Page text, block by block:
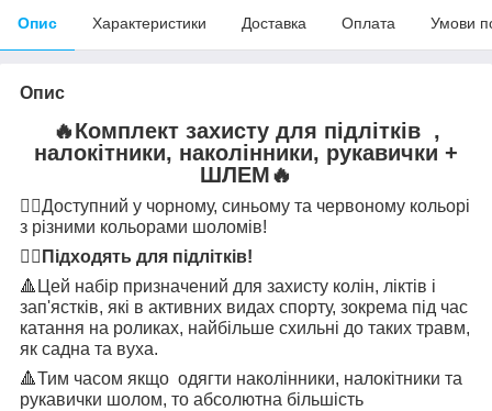
Опис Характеристики Доставка Оплата Умови
Опис
🔥Комплект захисту для підлітків ,
налокітники, наколінники, рукавички +
ШЛЕМ🔥
👉🏻Доступний у чорному, синьому та червоному кольорі
з різними кольорами шоломів!
👉🏻 Підходять для підлітків!
🔺 Цей набір призначений для захисту колін, ліктів і
зап'ястків, які в активних видах спорту, зокрема під час
катання на роликах, найбільше схильні до таких травм,
як садна та вуха.
🔺Тим часом якщо одягти наколінники, налокітники та
рукавички шолом, то абсолютна більшість